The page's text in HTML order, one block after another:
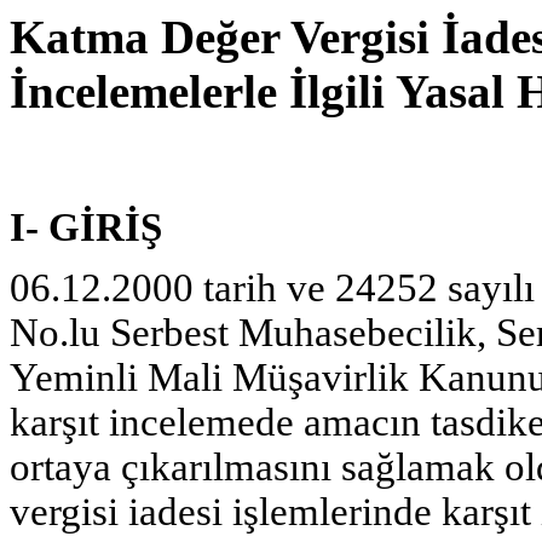
Katma Değer Vergisi
İncelemelerle İlgili Yasal
I- GİRİŞ
06.12.2000 tarih ve 24252
No.lu Serbest Muhasebecilik,
Yeminli Mali Müşavirlik
karşıt incelemede amacın
ortaya çıkarılmasını
vergisi iadesi işlemlerinde